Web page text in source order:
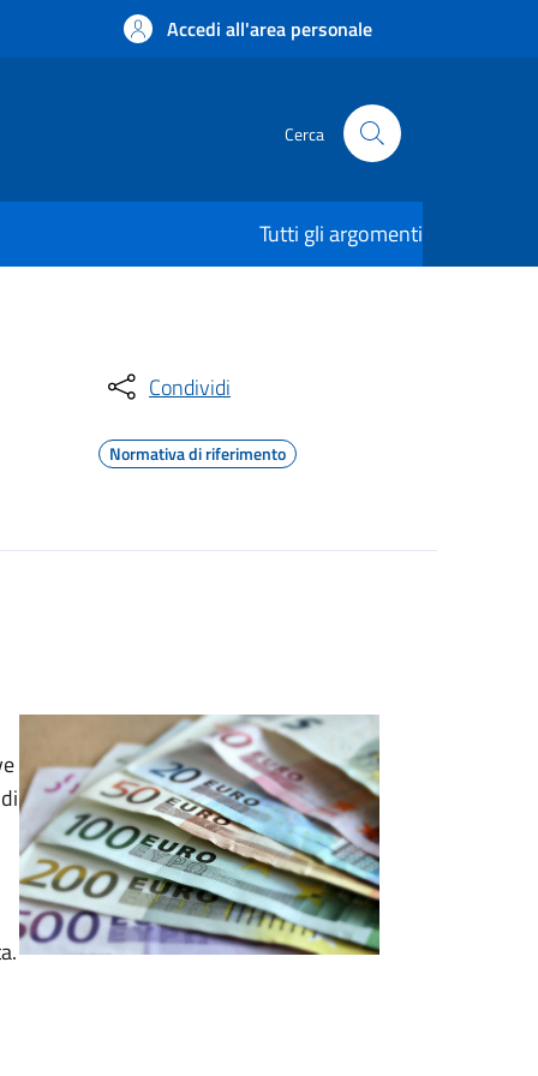
Accedi all'area personale
Cerca
Tutti gli argomenti
Condividi
Normativa di riferimento